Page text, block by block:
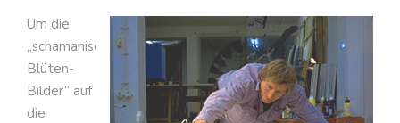
Um die
„schamanischen
Blüten-
Bilder“ auf
die